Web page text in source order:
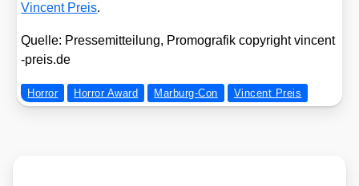
Vin­cent Preis.
Quel­le: Pres­se­mit­tei­lung, Pro­mo­gra­fik copy­right vin​cent​
-preis​.de
Horror Horror Award Marburg-Con Vincent Preis